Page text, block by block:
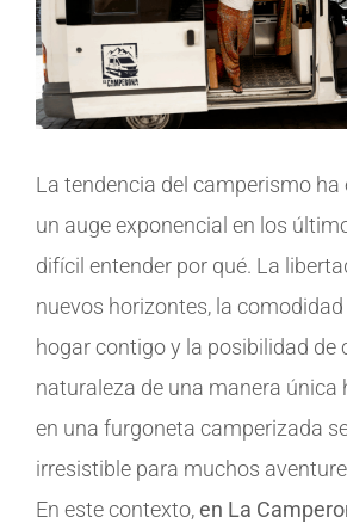
grande
La tendencia del camperismo
un auge exponencial en los
difícil entender por qué. La
nuevos horizontes, la
hogar contigo y la posibilidad de
naturaleza de una manera única
en una furgoneta camperizada
irresistible para muchos
En este contexto,en La